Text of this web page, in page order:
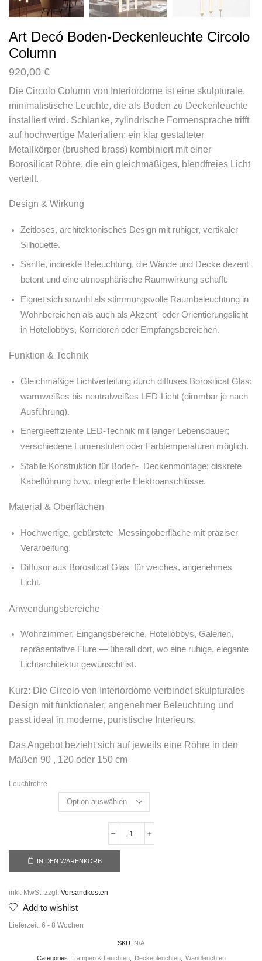
Art Decó Boden-Deckenleuchte Circolo
Column
920,00 €
Die Circolo Column von Interiordome ist eine skulpturale,
minimalistische Leuchte, die als Boden zu Deckenleuchte
installiert wird. Schlanke, zylindrische Formensprache trifft
auf hochwertige Materialien: ein klar gestalteter
Metallkörper (brushed brass) kombiniert mit einer
Borosilicat Röhre, die ein gleichmäßiges, blendfreies Licht
verteilt.
Design & Wirkung
Zeitloses, architektonisches Design mit ruhiger, vertikaler
Silhouette.
Sanfte, indirekte Beleuchtung, die Wände und Decke dezent
betont und eine atmosphärische Raumwirkung schafft.
Eignet sich sowohl als stimmungsvolle Raumbeleuchtung in
Wohnbereichen als auch als Akzent- oder Orientierungslicht
in Hotellobbys, Korridoren oder Empfangsbereichen.
Funktion & Technik
Gleichmäßige Lichtverteilung durch diffuses Borosilicat Glas;
warmweißes bis neutralweißes LED-Licht (dimmbar je nach
Ausführung).
Energieeffiziente LED-Technik mit langer Lebensdauer;
verschiedene Lumenstufen oder Farbtemperaturen möglich.
Stabile Konstruktion für Boden- Deckenmontage; diskrete
Kabelführung bzw. integrierte Elektroanschlüsse.
Material & Oberflächen
Hochwertige, gebürstete Messingoberfläche mit präziser
Verarbeitung.
Diffusor aus Borosilicat Glas für weiches, angenehmes
Licht.
Anwendungsbereiche
Wohnzimmer, Eingangsbereiche, Hotellobbys, Galerien,
repräsentative Flure — überall dort, wo eine ruhige, elegante
Lichtarchitektur gewünscht ist.
Kurz: Die Circolo von Interiordome verbindet skulpturales
Design mit funktionaler, angenehmer Beleuchtung und
passt ideal in moderne, puristische Interieurs.
Das Angebot bezieht sich auf jeweils eine Röhre in den
Maßen 90 , 120 oder 150 cm
Leuchtröhre
IN DEN WARENKORB
inkl. MwSt. zzgl. Versandkosten
Add to wishlist
Lieferzeit: 6 - 8 Wochen
SKU: N/A
Categories: Lampen & Leuchten, Deckenleuchten, Wandleuchten